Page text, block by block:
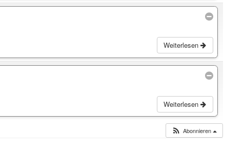
Weiterlesen
Weiterlesen
Abonnieren